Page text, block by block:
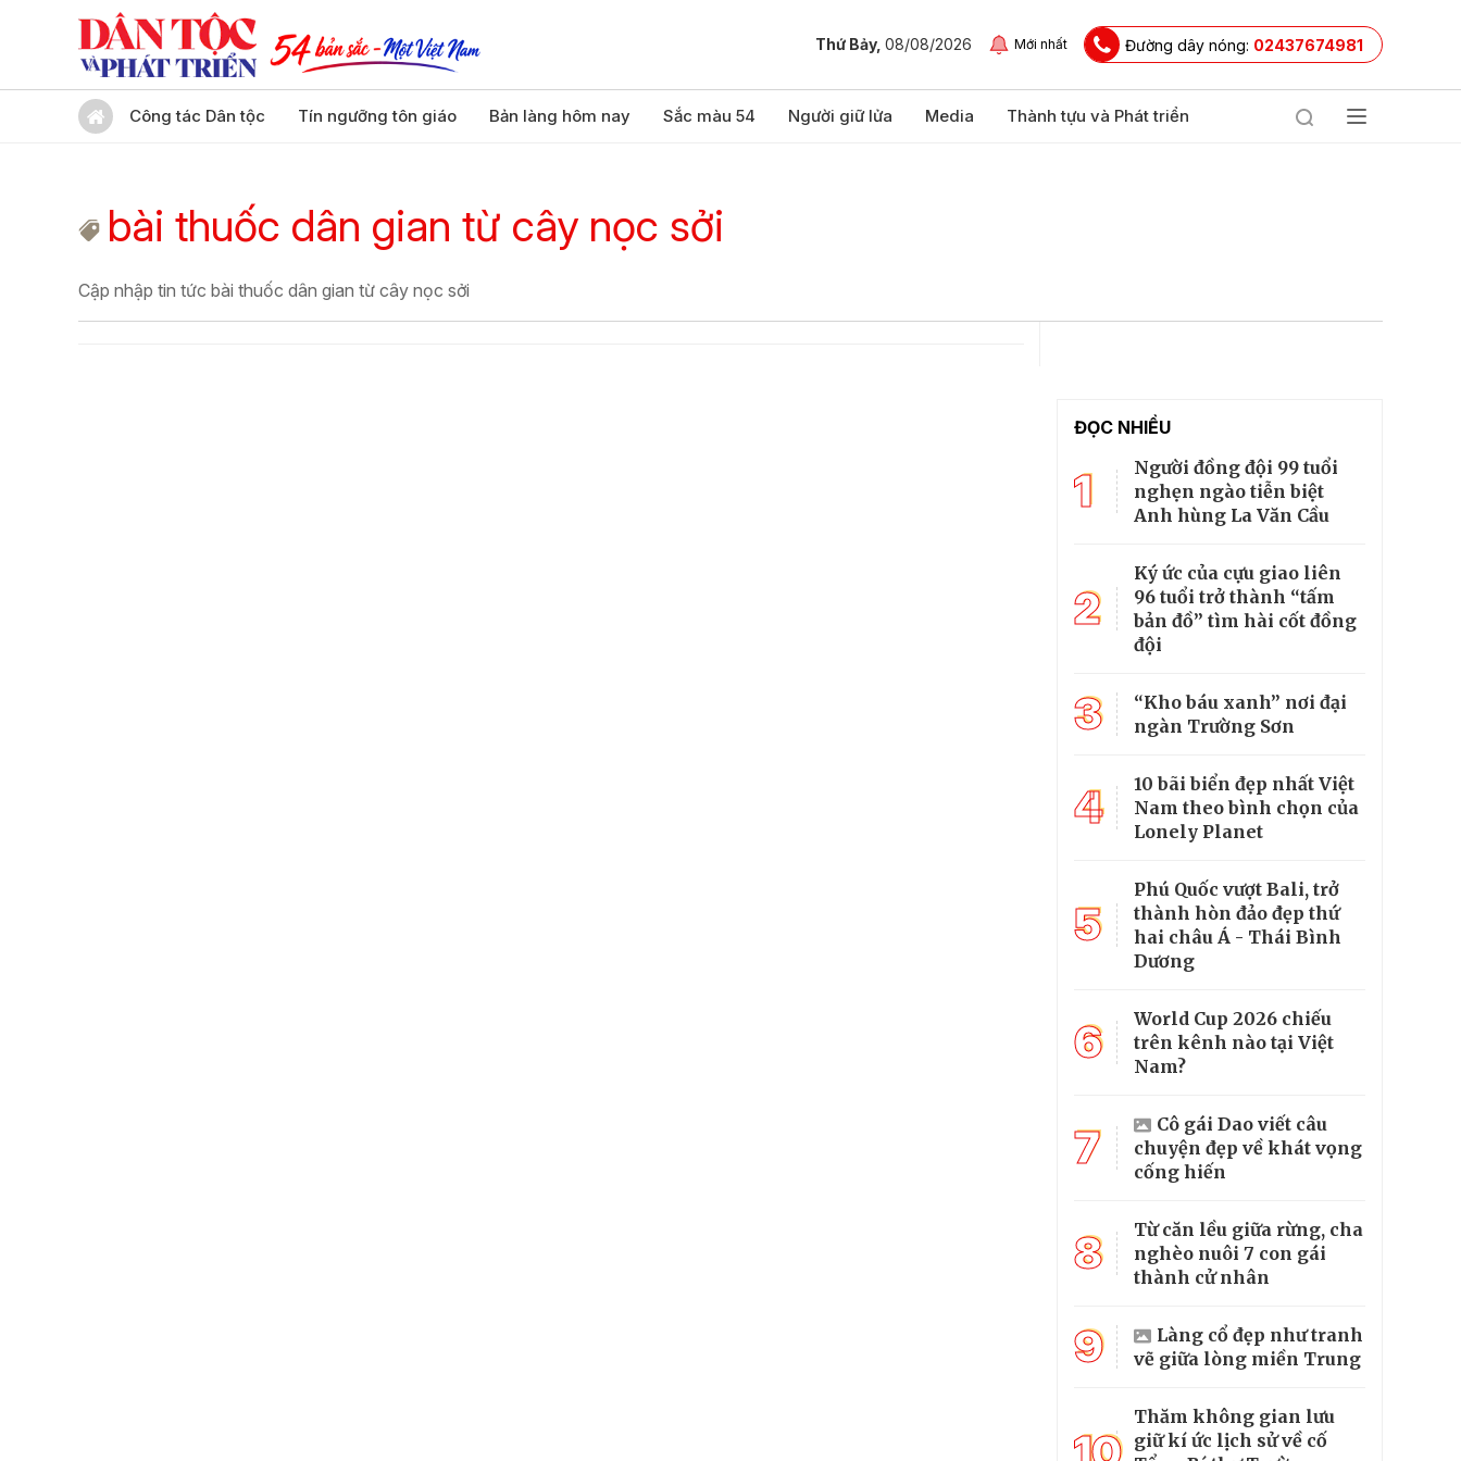
Thứ Bảy, 08/08/2026 Mới nhất Đường dây nóng: 02437674981
Công tác Dân tộc Tín ngưỡng tôn giáo Bản làng hôm nay Sắc màu 54 Người giữ lửa Media Thành tựu và Phát triển
bài thuốc dân gian từ cây nọc sởi
Cập nhập tin tức bài thuốc dân gian từ cây nọc sởi
ĐỌC NHIỀU
1
Người đồng đội 99 tuổi
nghẹn ngào tiễn biệt
Anh hùng La Văn Cầu
2
Ký ức của cựu giao liên
96 tuổi trở thành “tấm
bản đồ” tìm hài cốt đồng
đội
3
“Kho báu xanh” nơi đại
ngàn Trường Sơn
4
10 bãi biển đẹp nhất Việt
Nam theo bình chọn của
Lonely Planet
5
Phú Quốc vượt Bali, trở
thành hòn đảo đẹp thứ
hai châu Á - Thái Bình
Dương
6
World Cup 2026 chiếu
trên kênh nào tại Việt
Nam?
7
Cô gái Dao viết câu
chuyện đẹp về khát vọng
cống hiến
8
Từ căn lều giữa rừng, cha
nghèo nuôi 7 con gái
thành cử nhân
9
Làng cổ đẹp như tranh
vẽ giữa lòng miền Trung
Thăm không gian lưu
giữ kí ức lịch sử về cố